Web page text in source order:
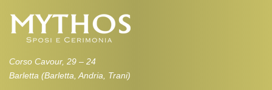
Corso Cavour, 29 – 24
Barletta (Barletta, Andria, Trani)